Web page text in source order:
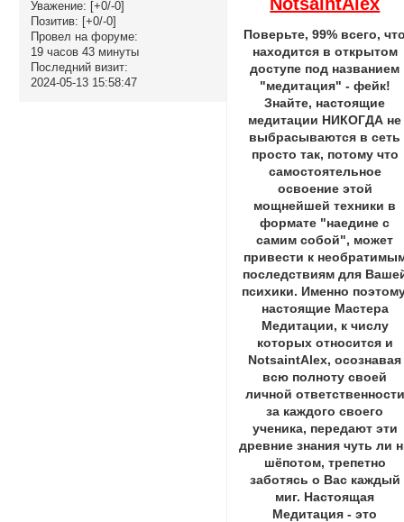
Уважение: [+0/-0]
Позитив: [+0/-0]
Провел на форуме:
19 часов 43 минуты
Последний визит:
2024-05-13 15:58:47
Поверьте, 99% всего,
находится в открытом
доступе под названием
"медитация" - фейк!
Знайте, настоящие
медитации НИКОГДА не
выбрасываются в сеть
просто так, потому что
самостоятельное
освоение этой
мощнейшей техники в
формате "наедине с
самим собой", может
привести к
последствиям для
психики. Именно
настоящие Мастера
Медитации, к числу
которых относится и
NotsaintAlex, осознавая
всю полноту своей
личной ответственности
за каждого своего
ученика, передают эти
древние знания чуть ли
шёпотом, трепетно
заботясь о Вас каждый
миг. Настоящая
Медитация - это